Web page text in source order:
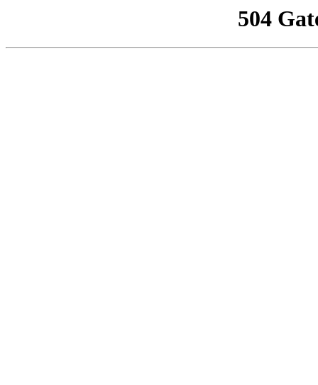
504